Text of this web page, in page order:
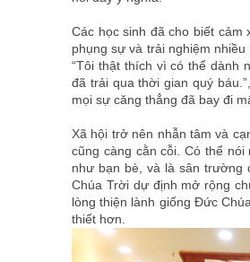
Các học sinh đã cho biết cảm
phụng sự và trải nghiệm
“Tôi thật thích vì có thể dành
đã trải qua thời gian quý
mọi sự căng thẳng đã bay đi
Xã hội trở nên nhẫn tâm và
cũng càng cằn cỗi. Có thể
như bạn bè, và là sân trường
Chúa Trời dự định mở rộng
lòng thiện lành giống Đức
thiết hơn.